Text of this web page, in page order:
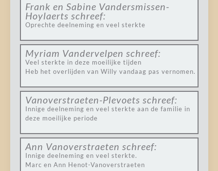
Frank en Sabine Vandersmissen-
Hoylaerts schreef:
Oprechte deelneming en veel sterkte
Myriam Vandervelpen schreef:
Veel sterkte in deze moeilijke tijden
Heb het overlijden van Willy vandaag pas vernomen.
Vanoverstraeten-Plevoets schreef:
Innige deelneming en veel sterkte aan de familie in
deze moeilijke periode
Ann Vanoverstraeten schreef:
Innige deelneming en veel sterkte.
Marc en Ann Henot-Vanoverstraeten